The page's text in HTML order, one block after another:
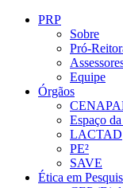
Conteúdo principal
PRP
Sobre
Pró-
Equipe
Órgãos
Espaço
LACTAD
PE²
SAVE
Ética em